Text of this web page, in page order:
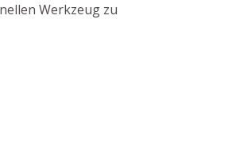
Werkzeug zu